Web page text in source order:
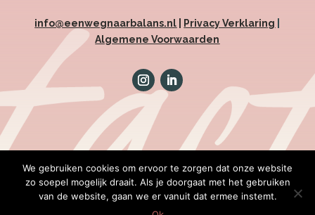
info@eenwegnaarbalans.nl Privacy Verklaring
Algemene Voorwaarden
We gebruiken cookies om ervoor te zorgen dat onze website
zo soepel mogelijk draait. Als je doorgaat met het gebruiken
van de website, gaan we er vanuit dat ermee instemt.